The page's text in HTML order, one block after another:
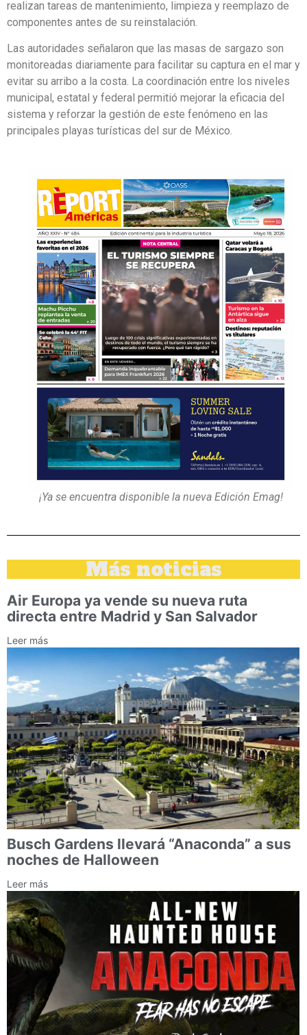
realizan tareas de mantenimiento, limpieza y reemplazo de
componentes antes de su reinstalación.
Las autoridades señalaron que las masas de sargazo son
monitoreadas diariamente para facilitar su captura en el mar y
evitar su arribo a la costa. La coordinación entre los niveles
municipal, estatal y federal permitió mejorar la eficacia del
sistema y reforzar la gestión de este fenómeno en las
principales playas turísticas del sur de México.
¡Ya se encuentra disponible la nueva Edición Emag!
Más noticias
Air Europa ya vende su nueva ruta
directa entre Madrid y San Salvador
Leer más
Busch Gardens llevará “Anaconda” a sus
noches de Halloween
Leer más